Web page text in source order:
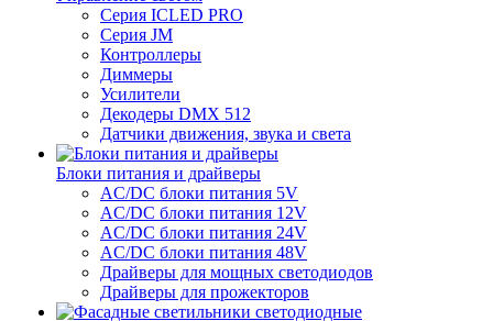
Серия ICLED PRO
Серия JM
Контроллеры
Диммеры
Усилители
Декодеры DMX 512
Датчики движения, звука и света
Блоки питания и драйверы
AC/DC блоки питания 5V
AC/DC блоки питания 12V
AC/DC блоки питания 24V
AC/DC блоки питания 48V
Драйверы для мощных светодиодов
Драйверы для прожекторов